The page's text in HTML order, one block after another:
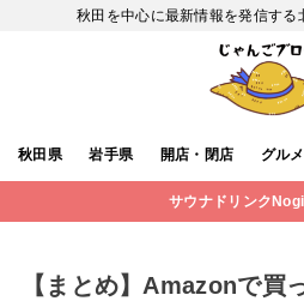
秋田を中心に最新情報を発信する
秋田県 岩手県 開店・閉店 グルメ
サウナドリンクNogi
【まとめ】Amazonで買